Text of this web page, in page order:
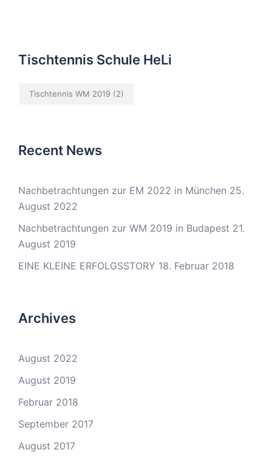
Tischtennis Schule HeLi
Tischtennis WM 2019 (2)
Recent News
Nachbetrachtungen zur EM 2022 in München 25.
August 2022
Nachbetrachtungen zur WM 2019 in Budapest 21.
August 2019
EINE KLEINE ERFOLGSSTORY 18. Februar 2018
Archives
August 2022
August 2019
Februar 2018
September 2017
August 2017